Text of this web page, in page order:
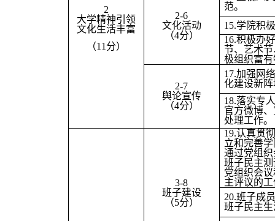
2
大学精神引领
文化生活丰富
（11分）
2-6
文化活动
（4分）
范。
15.学院积
16.积极办
节、艺术
极组织富
2-7
舆论宣传
（4分）
17.加强网
化建设新
18.落实专
官方微博
处理工作。
3-8
班子建设
（5分）
19.认真贯
立和完善
通过党组
班子民主
党组织会
主评议的
20.班子成
班子民主